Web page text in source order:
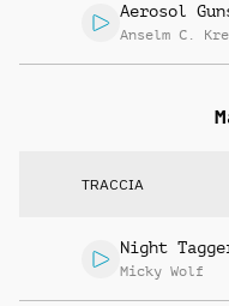
Aerosol
Anselm C.
TRACCIA
Night
Micky Wolf